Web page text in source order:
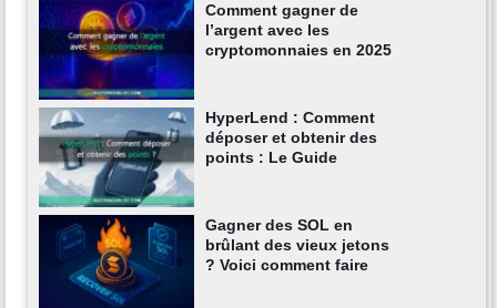
Comment gagner de
l’argent avec les
cryptomonnaies en 2025
HyperLend : Comment
déposer et obtenir des
points : Le Guide
Gagner des SOL en
brûlant des vieux jetons
? Voici comment faire